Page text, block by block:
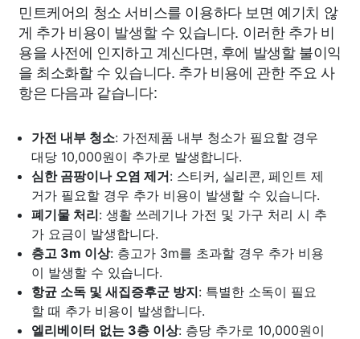
민트케어의 청소 서비스를 이용하다 보면 예기치 않
게 추가 비용이 발생할 수 있습니다. 이러한 추가 비
용을 사전에 인지하고 계신다면, 후에 발생할 불이익
을 최소화할 수 있습니다. 추가 비용에 관한 주요 사
항은 다음과 같습니다:
가전 내부 청소: 가전제품 내부 청소가 필요할 경우
대당 10,000원이 추가로 발생합니다.
심한 곰팡이나 오염 제거: 스티커, 실리콘, 페인트 제
거가 필요할 경우 추가 비용이 발생할 수 있습니다.
폐기물 처리: 생활 쓰레기나 가전 및 가구 처리 시 추
가 요금이 발생합니다.
층고 3m 이상: 층고가 3m를 초과할 경우 추가 비용
이 발생할 수 있습니다.
항균 소독 및 새집증후군 방지: 특별한 소독이 필요
할 때 추가 비용이 발생합니다.
엘리베이터 없는 3층 이상: 층당 추가로 10,000원이